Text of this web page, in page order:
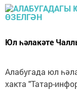
Юл һәлакәте
Алабугада юл
хакта "Татар-